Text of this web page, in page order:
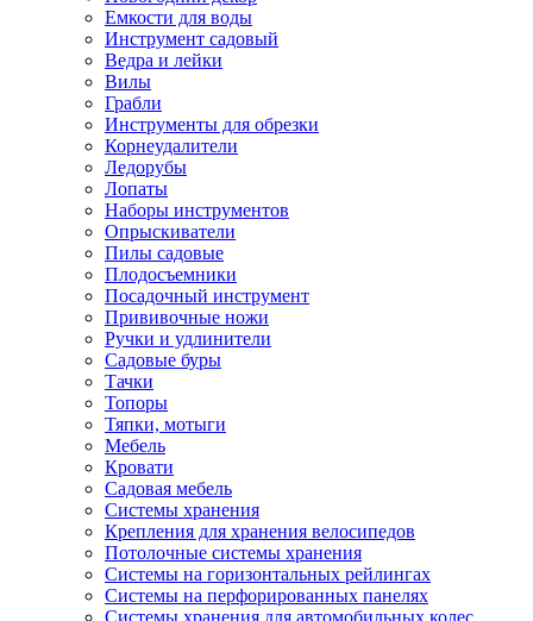
Емкости для воды
Инструмент садовый
Ведра и лейки
Вилы
Грабли
Инструменты для обрезки
Корнеудалители
Ледорубы
Лопаты
Наборы инструментов
Опрыскиватели
Пилы садовые
Плодосъемники
Посадочный инструмент
Прививочные ножи
Ручки и удлинители
Садовые буры
Тачки
Топоры
Тяпки, мотыги
Мебель
Кровати
Садовая мебель
Системы хранения
Крепления для хранения велосипедов
Потолочные системы хранения
Системы на горизонтальных рейлингах
Системы на перфорированных панелях
Системы хранения для автомобильных колес